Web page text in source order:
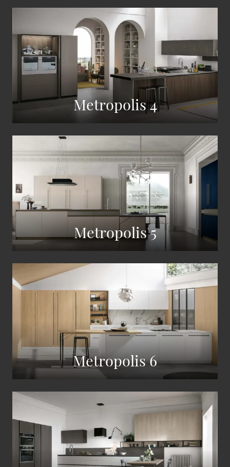
Metropolis 4
Metropolis 5
Metropolis 6